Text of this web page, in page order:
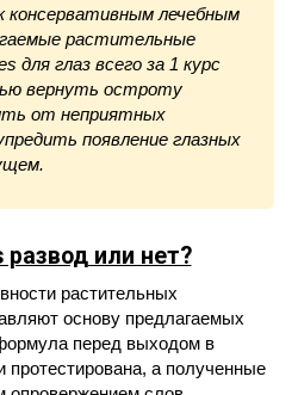
лечебным
растительные
для глаз всего за 1 курс
вернуть остроту
от неприятных
появление глазных
развод или нет?
растительных
основу предлагаемых
перед выходом в
а полученные